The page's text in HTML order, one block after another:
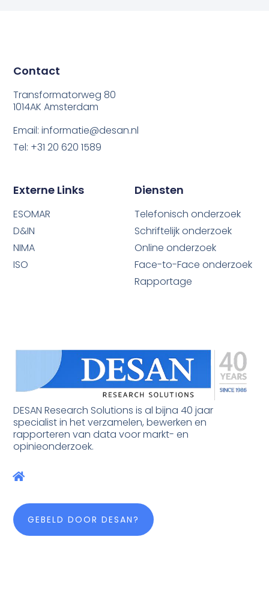
DESAN Research Solutions is al bijna 40 jaar
specialist in het verzamelen, bewerken en
rapporteren van data voor markt- en
opinieonderzoek.
GEBELD DOOR DESAN?
Diensten
Telefonisch onderzoek
Schriftelijk onderzoek
Online onderzoek
Face-to-Face onderzoek
Rapportage
Externe Links
ESOMAR
D&IN
NIMA
ISO
Contact
Transformatorweg 80
1014AK Amsterdam
Email: informatie@desan.nl
Tel: +31 20 620 1589